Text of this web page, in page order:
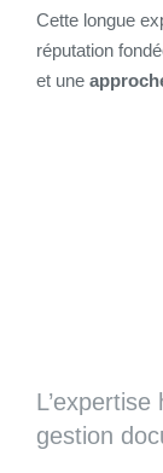
Cette longue
réputation
et une
gestion